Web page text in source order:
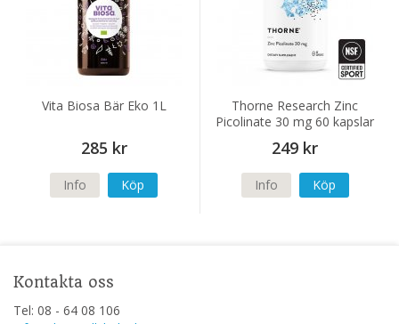
Vita Biosa Bär Eko 1L
285 kr
Info Köp
Thorne Research Zinc
Picolinate 30 mg 60 kapslar
(NSF)
249 kr
Info Köp
Kontakta oss
Tel: 08 - 64 08 106